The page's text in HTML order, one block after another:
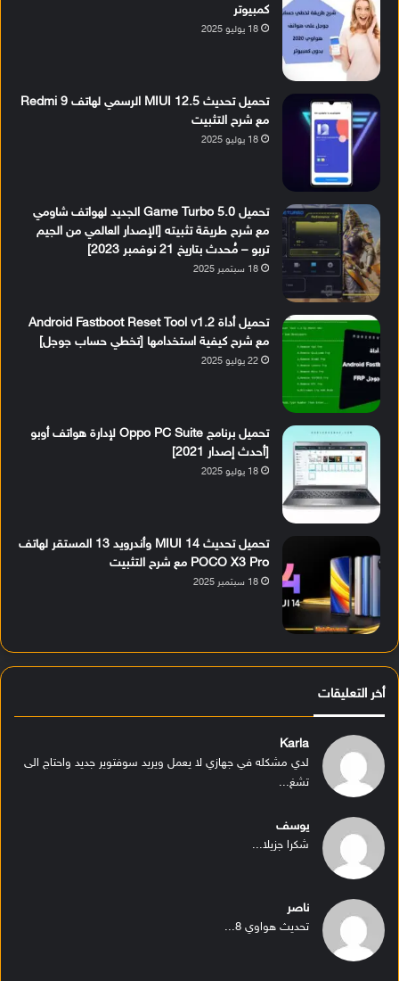
كمبيوتر
18 يوليو 2025
تحميل تحديث MIUI 12.5 الرسمي لهاتف Redmi 9
مع شرح التثبيت
18 يوليو 2025
تحميل Game Turbo 5.0 الجديد لهواتف شاومي
مع شرح طريقة تثبيته [الإصدار العالمي من الجيم
تربو – مُحدث بتاريخ 21 نوفمبر 2023]
18 سبتمبر 2025
تحميل أداة Android Fastboot Reset Tool v1.2
مع شرح كيفية استخدامها [تخطي حساب جوجل]
22 يوليو 2025
تحميل برنامج Oppo PC Suite لإدارة هواتف أوبو
[أحدث إصدار 2021]
18 يوليو 2025
تحميل تحديث MIUI 14 وأندرويد 13 المستقر لهاتف
POCO X3 Pro مع شرح التثبيت
18 سبتمبر 2025
أخر التعليقات
Karla
لدي مشكله في جهازي لا يعمل ويريد سوفتوير جديد واحتاج الى
تشغ...
يوسف
شكرا جزيلا...
ناصر
تحديث هواوي 8...